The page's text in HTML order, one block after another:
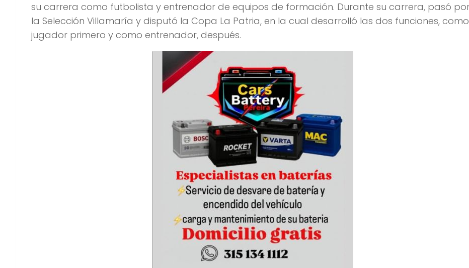
su carrera como futbolista y entrenador de equipos de formación. Durante su carrera, pasó
la Selección Villamaría y disputó la Copa La Patria, en la cual desarrolló las dos funciones, como
jugador primero y como entrenador, después.